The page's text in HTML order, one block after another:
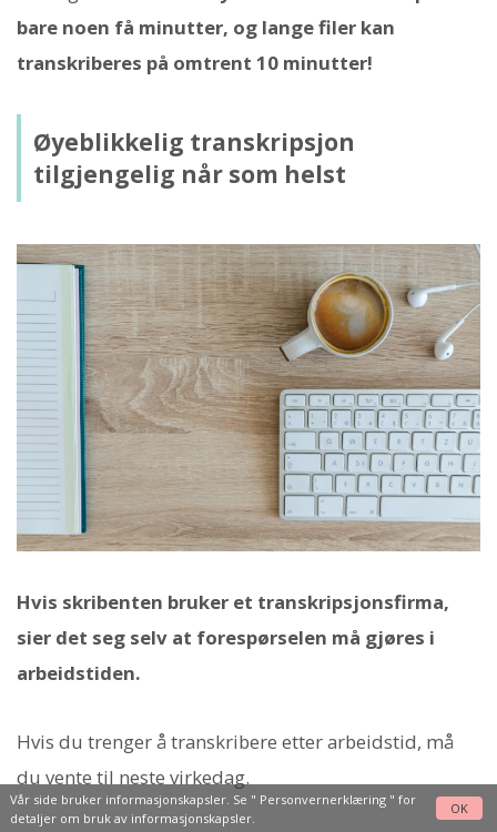
bare noen få minutter, og lange filer kan
transkriberes på omtrent 10 minutter!
Øyeblikkelig transkripsjon
tilgjengelig når som helst
Hvis skribenten bruker et transkripsjonsfirma,
sier det seg selv at forespørselen må gjøres i
arbeidstiden.
Hvis du trenger å transkribere etter arbeidstid, må
du vente til neste virkedag.
Vår side bruker informasjonskapsler. Se " Personvernerklæring" for
detaljer om bruk av informasjonskapsler.
OK